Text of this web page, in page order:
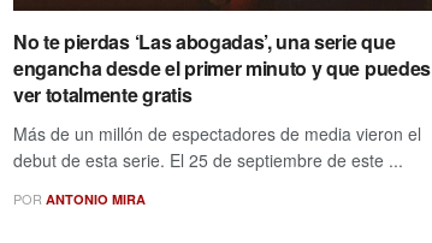
No te pierdas ‘Las abogadas’, una serie que
engancha desde el primer minuto y que puedes
ver totalmente gratis
Más de un millón de espectadores de media vieron el
debut de esta serie. El 25 de septiembre de este ...
POR ANTONIO MIRA